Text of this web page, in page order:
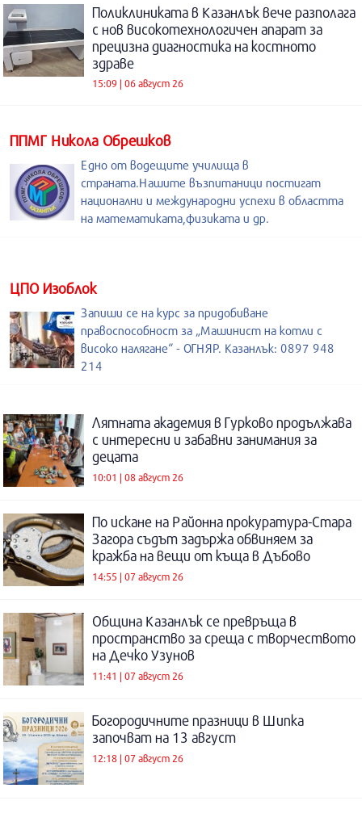
Поликлиниката в Казанлък вече разполага
с нов високотехнологичен апарат за
прецизна диагностика на костното
здраве
15:09 | 06 август 26
ППМГ Никола Обрешков
Едно от водещите училища в
страната.Нашите възпитаници постигат
национални и международни успехи в областта
на математиката,физиката и др.
ЦПО Изоблок
Запиши се на курс за придобиване
правоспособност за „Машинист на котли с
високо налягане“ - ОГНЯР. Казанлък: 0897 948
214
Лятната академия в Гурково продължава
с интересни и забавни занимания за
децата
10:01 | 08 август 26
По искане на Районна прокуратура-Стара
Загора съдът задържа обвиняем за
кражба на вещи от къща в Дъбово
14:55 | 07 август 26
Община Казанлък се превръща в
пространство за среща с творчеството
на Дечко Узунов
11:41 | 07 август 26
Богородичните празници в Шипка
започват на 13 август
12:18 | 07 август 26